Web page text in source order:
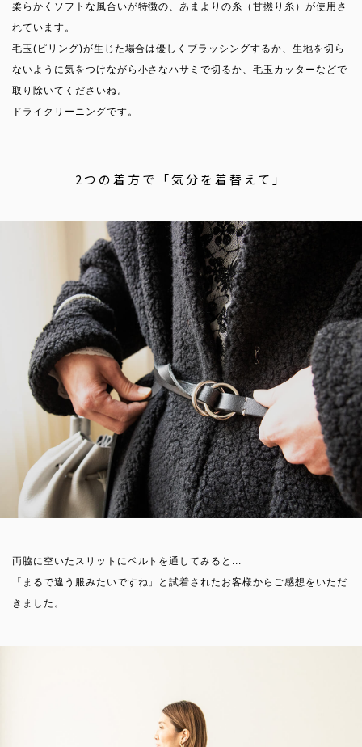
柔らかくソフトな風合いが特徴の、あまよりの糸（甘撚り糸）が使用さ
れています。
毛玉(ピリング)が生じた場合は優しくブラッシングするか、生地を切ら
ないように気をつけながら小さなハサミで切るか、毛玉カッターなどで
取り除いてくださいね。
ドライクリーニングです。
2つの着方で「気分を着替えて」
両脇に空いたスリットにベルトを通してみると...
「まるで違う服みたいですね」と試着されたお客様からご感想をいただ
きました。